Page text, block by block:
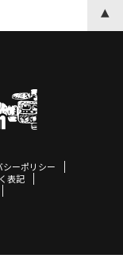
シーポリシー
表記